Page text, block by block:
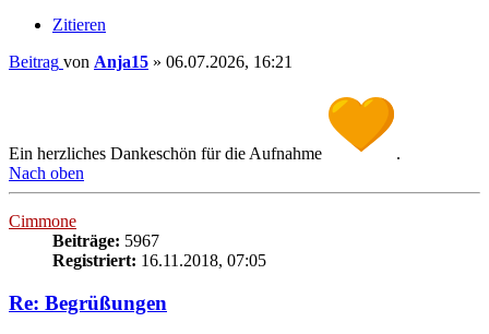
Zitieren
Beitrag von Anja15 » 06.07.2026, 16:21
Ein herzliches Dankeschön für die Aufnahme
.
Nach oben
Cimmone
Beiträge: 5967
Registriert: 16.11.2018, 07:05
Re: Begrüßungen